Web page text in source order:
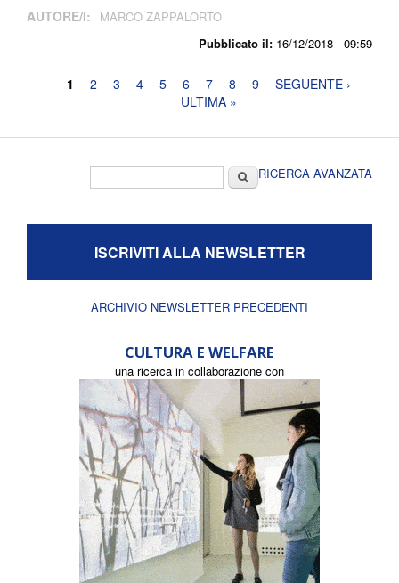
Pubblicato il: 16/12/2018 - 09:59
AUTORE/I: MARCO ZAPPALORTO
Pagine
1 2 3 4 5 6 7 8 9
SEGUENTE ›
ULTIMA »
CercaRICERCA AVANZATA
ISCRIVITI ALLA NEWSLETTER
ARCHIVIO NEWSLETTER PRECEDENTI
CULTURA E WELFARE
una ricerca in collaborazione con